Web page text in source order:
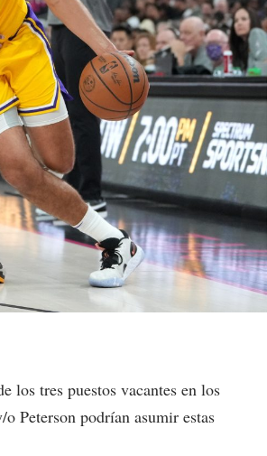
los tres puestos vacantes en los
Peterson podrían asumir estas